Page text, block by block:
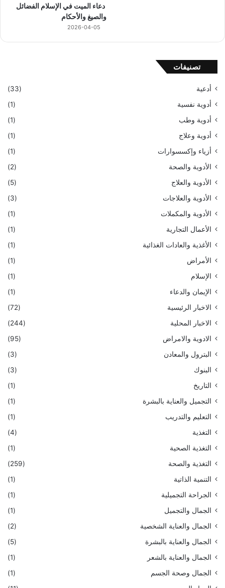
دعاء الميت في الإسلام الفضائل
والصيغ والأحكام
2026-04-05
تصنيفات
أدعية
(33)
أدوية نفسية
(1)
أدوية وطب
(1)
أدوية وعلاج
(1)
أزياء وإكسسوارات
(1)
الأدوية والصحة
(2)
الأدوية والعلاج
(5)
الأدوية والعلاجات
(3)
الأدوية والمكملات
(1)
الأعمال التجارية
(1)
الأغذية والعادات الغذائية
(1)
الأمراض
(1)
الإسلام
(1)
الإيمان والدعاء
(1)
الاخبار الرئيسية
(72)
الاخبار المحلية
(244)
الادوية والامراض
(95)
البترول والمعادن
(3)
البنوك
(3)
التاريخ
(1)
التجميل والعناية بالبشرة
(1)
التعليم والتدريب
(1)
التغذية
(4)
التغذية الصحية
(1)
التغذية والصحة
(259)
التنمية الذاتية
(1)
الجراحة التجميلية
(1)
الجمال والتجميل
(1)
الجمال والعناية الشخصية
(2)
الجمال والعناية بالبشرة
(5)
الجمال والعناية بالشعر
(1)
الجمال وصحة الجسم
(1)